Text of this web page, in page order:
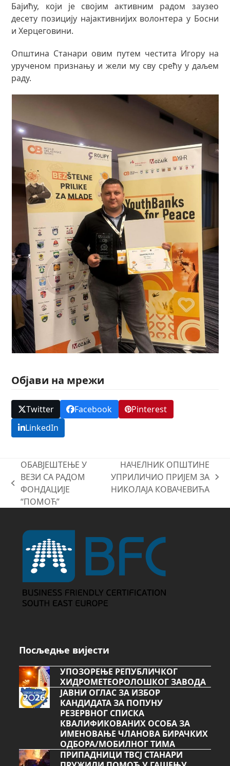
Бајићу, који је својим активним радом заузео
десету позицију најактивнијих волонтера у Босни
и Херцеговини.
Општина Станари овим путем честита Игору на
урученом признању и жели му сву срећу у даљем
раду.
Објави на мрежи
Twitter Facebook
Pinterest
LinkedIn
previous
post:
ОБАВЈЕШТЕЊЕ У
ВЕЗИ СА РАДОМ
ФОНДАЦИЈЕ
“ПОМОЋ”
next
post:
НАЧЕЛНИК ОПШТИНЕ
УПРИЛИЧИО ПРИЈЕМ ЗА
НИКОЛАЈА КОВАЧЕВИЋА
Посљедње вијести
УПОЗОРЕЊЕ РЕПУБЛИЧКОГ
ХИДРОМЕТЕОРОЛОШКОГ ЗАВОДА
ЈАВНИ ОГЛАС ЗА ИЗБОР
КАНДИДАТА ЗА ПОПУНУ
РЕЗЕРВНОГ СПИСКА
КВАЛИФИКОВАНИХ ОСОБА ЗА
ИМЕНОВАЊЕ ЧЛАНОВА БИРАЧКИХ
ОДБОРА/МОБИЛНОГ ТИМА
ПРИПАДНИЦИ ТВСЈ СТАНАРИ